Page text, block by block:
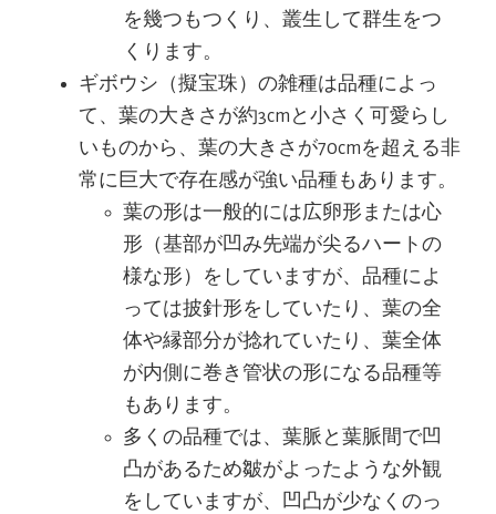
を幾つもつくり、叢生して群生をつ
くります。
ギボウシ（擬宝珠）の雑種は品種によっ
て、葉の大きさが約3cmと小さく可愛らし
いものから、葉の大きさが70cmを超える非
常に巨大で存在感が強い品種もあります。
葉の形は一般的には広卵形または心
形（基部が凹み先端が尖るハートの
様な形）をしていますが、品種によ
っては披針形をしていたり、葉の全
体や縁部分が捻れていたり、葉全体
が内側に巻き管状の形になる品種等
もあります。
多くの品種では、葉脈と葉脈間で凹
凸があるため皺がよったような外観
をしていますが、凹凸が少なくのっ